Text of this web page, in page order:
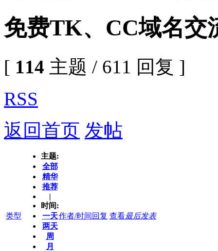
免费TK、CC域名交
[ 114 主题 / 611 回复 ]
RSS
返回首页 发帖
类型
主题:
全部
精华
推荐
|
时间:
一天
两天
周
月
作者/时间 回复 查看最后发表